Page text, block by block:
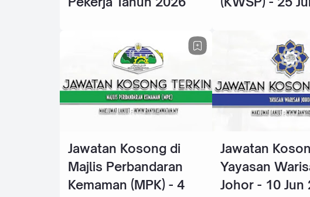
Jawatan Kosong di
Majlis Perbandaran
Kemaman (MPK) - 4
Jawatan
Yayasan
Johor - 10 Jun